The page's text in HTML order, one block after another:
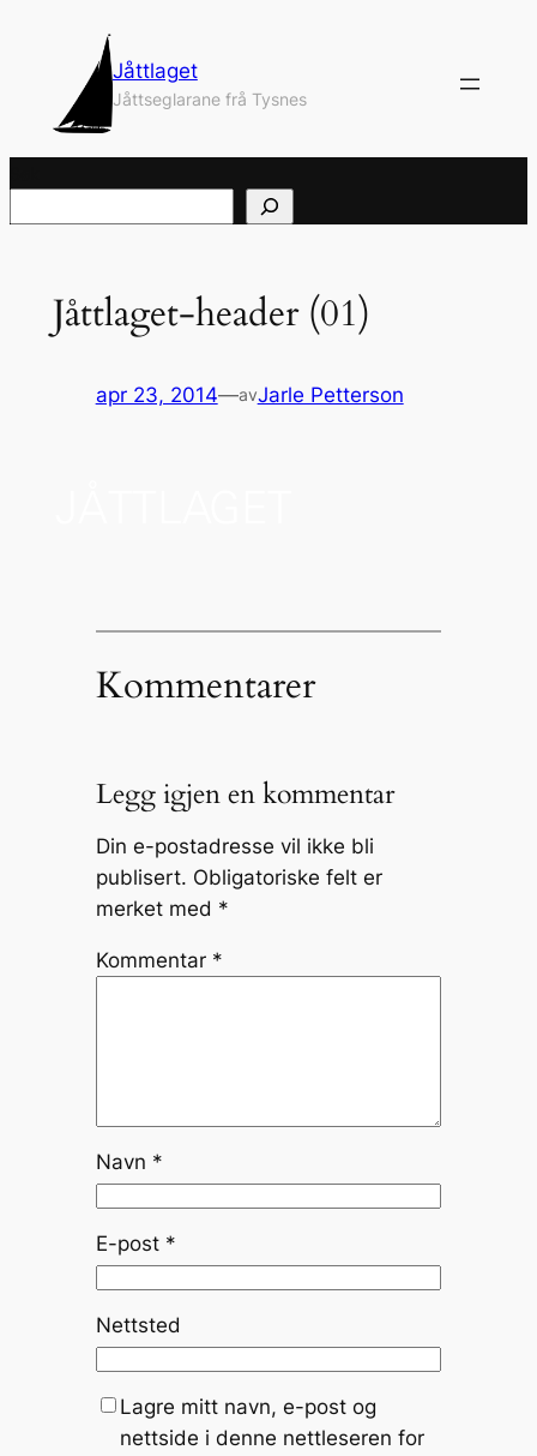
Jåttlaget
Jåttseglarane frå Tysnes
Jåttlaget-header (01)
apr 23, 2014—avJarle Petterson
Kommentarer
Legg igjen en kommentar
Din e-postadresse vil ikke bli
publisert. Obligatoriske felt er
merket med *
Kommentar *
Navn *
E-post *
Nettsted
Lagre mitt navn, e-post og
nettside i denne nettleseren for